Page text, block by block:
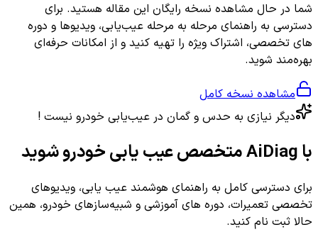
شما در حال مشاهده نسخه رایگان این مقاله هستید. برای
دسترسی به راهنمای مرحله به مرحله عیب‌یابی، ویدیوها و دوره
های تخصصی، اشتراک ویژه را تهیه کنید و از امکانات حرفه‌ای
بهره‌مند شوید.
مشاهده نسخه کامل
دیگر نیازی به حدس و گمان در عیب‌یابی خودرو نیست !
با AiDiag متخصص عیب یابی خودرو شوید
برای دسترسی کامل به راهنمای هوشمند عیب یابی، ویدیوهای
تخصصی تعمیرات، دوره های آموزشی و شبیه‌سازهای خودرو، همین
حالا ثبت نام کنید.